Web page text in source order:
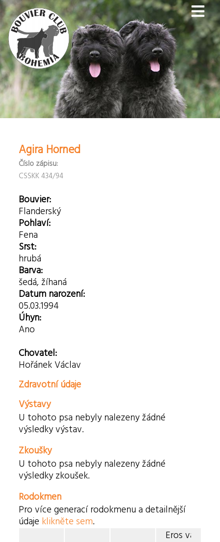
Agira Horned
Číslo zápisu:
CSSKK 434/94
Bouvier:
Flanderský
Pohlaví:
Fena
Srst:
hrubá
Barva:
šedá, žíhaná
Datum narození:
05.03.1994
Úhyn:
Ano
Chovatel:
Hořánek Václav
Zdravotní údaje
Výstavy
U tohoto psa nebyly nalezeny žádné
výsledky výstav.
Zkoušky
U tohoto psa nebyly nalezeny žádné
výsledky zkoušek.
Rodokmen
Pro více generací rodokmenu a detailnější
údaje klikněte sem.
Eros van